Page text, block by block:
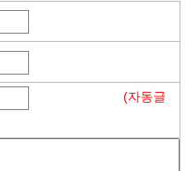
(자동글